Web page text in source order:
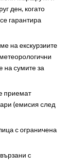
ден, когато
гарантира
на екскурзиите
на сумите за
приемат
(емисия след
с ограничена
с